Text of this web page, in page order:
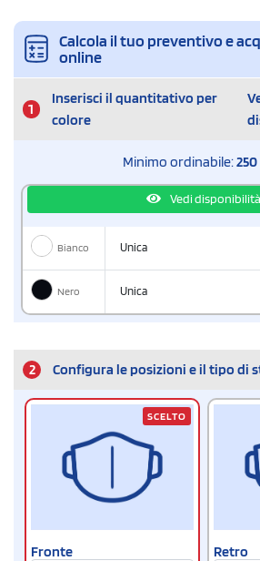
Calcola il tuo preventivo e
online
1
Inserisci il quantitativo per
colore
Minimo ordinabile:
Vedi disponibilità
Bianco Unica
Nero Unica
2 Configura le posizioni e il tipo di
Fronte
SCELTO
Retro